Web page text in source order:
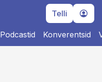
Telli
Podcastid Konverentsid